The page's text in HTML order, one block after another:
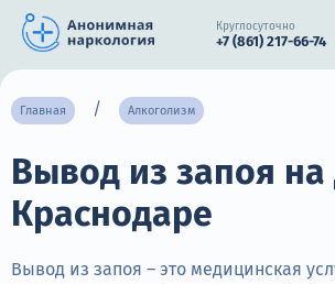
Круглосуточно
+7 (861) 217-66-74
О нас
Наркомания
Главная Алкоголизм
Вывод из запоя на
Краснодаре
Вывод из запоя – это медицинская